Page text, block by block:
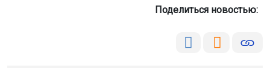
Поделиться новостью: